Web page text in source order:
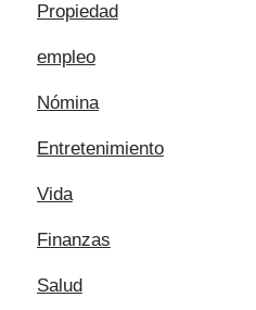
Propiedad
empleo
Nómina
Entretenimiento
Vida
Finanzas
Salud